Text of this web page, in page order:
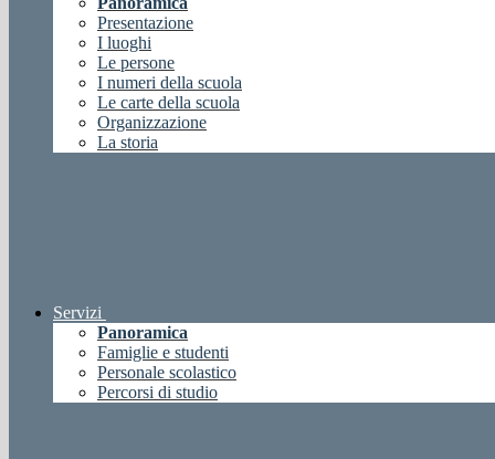
Presentazione
I luoghi
Le persone
I numeri della scuola
Le carte della scuola
Organizzazione
La storia
Servizi
Panoramica
Famiglie e studenti
Personale scolastico
Percorsi di studio